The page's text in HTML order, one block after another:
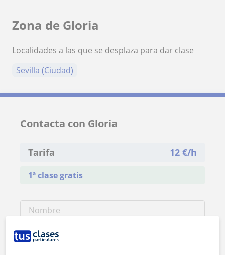
Zona de Gloria
Localidades a las que se desplaza para dar clase
Sevilla (Ciudad)
Contacta con Gloria
Tarifa 12 €/h
1ª clase gratis